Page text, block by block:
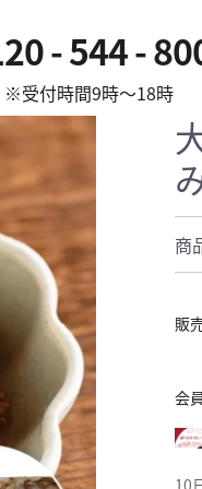
- 544 -
※受付時間9時～18時
商
販
会
10